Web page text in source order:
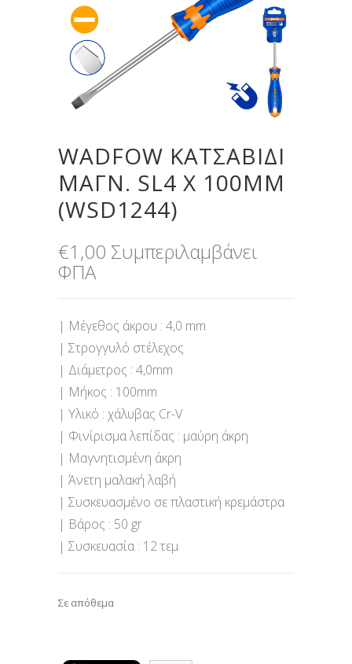
WADFOW ΚΑΤΣΑΒΙΔΙ
ΜΑΓΝ. SL4 X 100MM
(WSD1244)
€1,00 Συμπεριλαμβάνει
ΦΠΑ
| Μέγεθος άκρου : 4,0 mm
| Στρογγυλό στέλεχος
| Διάμετρος : 4,0mm
| Μήκος : 100mm
| Υλικό : χάλυβας Cr-V
| Φινίρισμα λεπίδας : μαύρη άκρη
| Μαγνητισμένη άκρη
| Άνετη μαλακή λαβή
| Συσκευασμένο σε πλαστική κρεμάστρα
| Βάρος : 50 gr
| Συσκευασία : 12 τεμ
Σε απόθεμα